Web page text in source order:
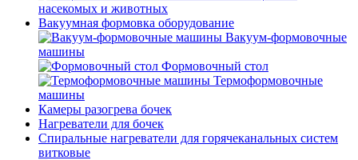
насекомых и животных
Вакуумная формовка оборудование
Вакуум-формовочные
машины
Формовочный стол
Термоформовочные
машины
Камеры разогрева бочек
Нагреватели для бочек
Спиральные нагреватели для горячеканальных систем
витковые